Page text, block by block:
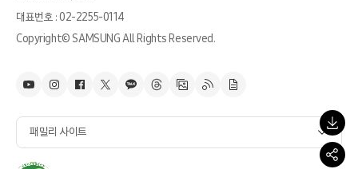
대표번호 : 02-2255-0114
Copyright© SAMSUNG All Rights Reserved.
패밀리 사이트